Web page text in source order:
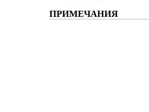
ПРИМЕЧАНИЯ